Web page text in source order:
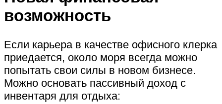
возможность
Если карьера в качестве офисного клерка
приедается, около моря всегда можно
попытать свои силы в новом бизнесе.
Можно основать пассивный доход с
инвентаря для отдыха: